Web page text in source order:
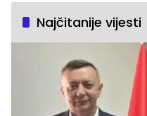
Najčitanije vijesti